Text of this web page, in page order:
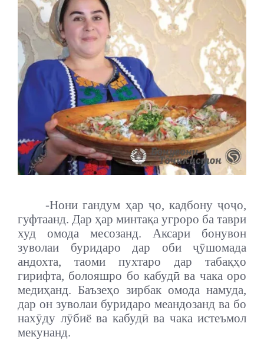
-Нони гандум ҳар ҷо, кадбону ҷоҷо,
гуфтаанд. Дар ҳар минтақа угроро ба таври
худ омода месозанд. Аксари бонувон
зуволаи буридаро дар оби ҷӯшомада
андохта, таоми пухтаро дар табақҳо
гирифта, болояшро бо кабудӣ ва чака оро
медиҳанд. Баъзеҳо зирбак омода намуда,
дар он зуволаи буридаро меандозанд ва бо
нахӯду лӯбиё ва кабудӣ ва чака истеъмол
мекунанд.